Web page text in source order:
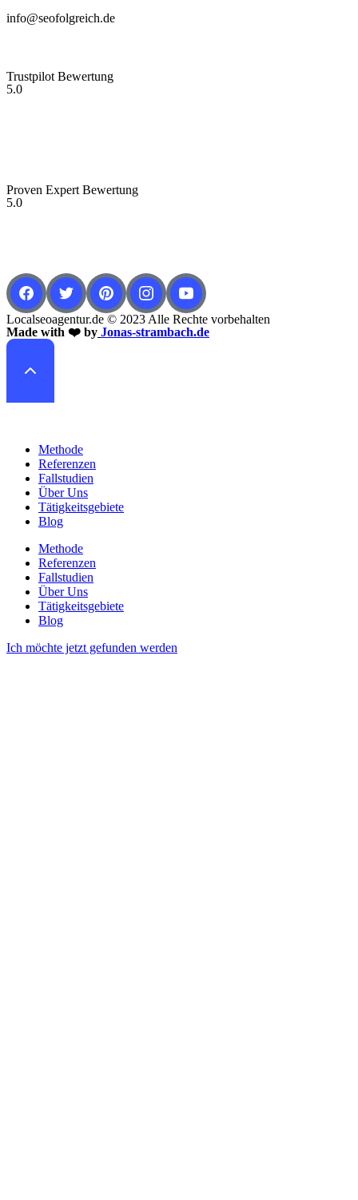
info@seofolgreich.de
Trustpilot Bewertung
5.0
Proven Expert Bewertung
5.0
Localseoagentur.de © 2023 Alle Rechte vorbehalten
Made with ❤️ by Jonas-strambach.de
Methode
Referenzen
Fallstudien
Über Uns
Tätigkeitsgebiete
Blog
Methode
Referenzen
Fallstudien
Über Uns
Tätigkeitsgebiete
Blog
Ich möchte jetzt gefunden werden